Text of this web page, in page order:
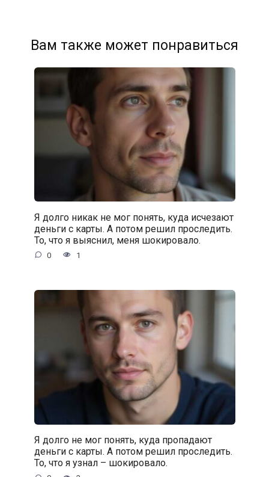
Вам также может понравиться
Я долго никак не мог понять, куда исчезают
деньги с карты. А потом решил проследить.
То, что я выяснил, меня шокировало.
0 1
Я долго не мог понять, куда пропадают
деньги с карты. А потом решил проследить.
То, что я узнал – шокировало.